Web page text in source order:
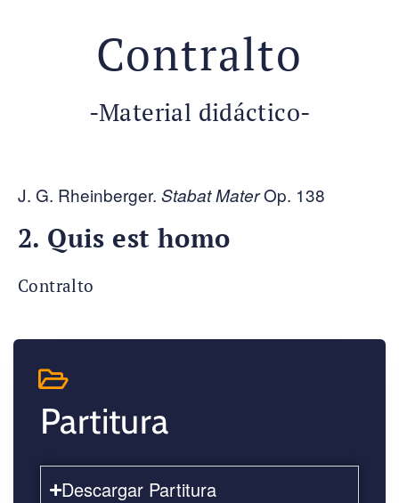
Contralto
-Material didáctico-
J. G. Rheinberger. Stabat MaterOp. 138
2. Quis est homo
Contralto
Partitura
Descargar Partitura